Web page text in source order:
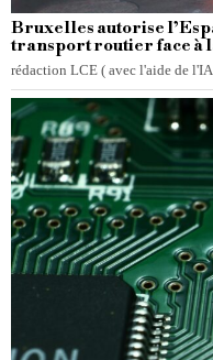
Bruxelles autorise
transport routier face à
rédaction LCE ( avec l'aide de